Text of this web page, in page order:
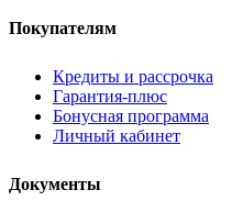
Покупателям
Кредиты и рассрочка
Гарантия-плюс
Бонусная программа
Личный кабинет
Документы